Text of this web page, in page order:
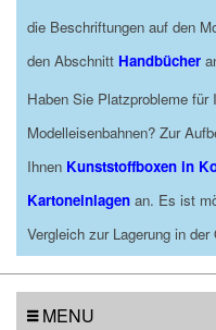
die Beschriftungen auf den
den Abschnitt Handbücher
Haben Sie Platzprobleme für
Modelleisenbahnen? Zur
Ihnen Kunststoffboxen in
Kartoneinlagen an. Es ist
Vergleich zur Lagerung in
MENU